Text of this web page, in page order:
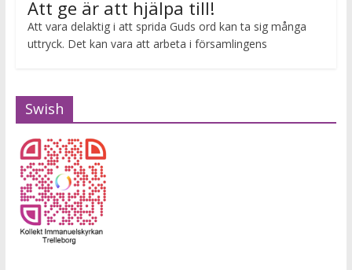
Att ge är att hjälpa till!
Att vara delaktig i att sprida Guds ord kan ta sig många
uttryck. Det kan vara att arbeta i församlingens
Swish